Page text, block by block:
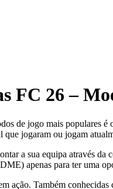
FC 26 –
de jogo mais populares
que jogaram ou jogam
a sua equipa através
apenas para ter uma
ação. Também